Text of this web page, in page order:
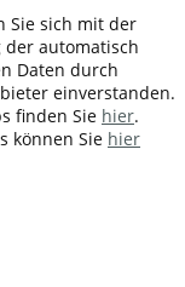
Sie sich mit der
der automatisch
Daten durch
einverstanden.
finden Sie hier.
können Sie hier